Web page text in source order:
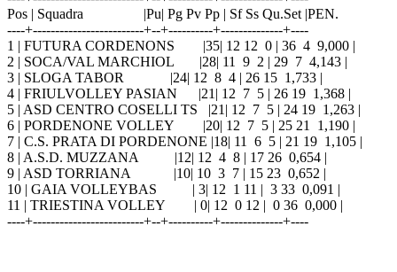
Pos | Squadra |Pu| Pg Pv Pp | Sf Ss Qu.Set |PEN.
----+-------------------------+--+----------+--------------+----
1 | FUTURA CORDENONS |35| 12 12 0 | 36 4 9,000 |
2 | SOCA/VAL MARCHIOL |28| 11 9 2 | 29 7 4,143 |
3 | SLOGA TABOR |24| 12 8 4 | 26 15 1,733 |
4 | FRIULVOLLEY PASIAN |21| 12 7 5 | 26 19 1,368 |
5 | ASD CENTRO COSELLI TS |21| 12 7 5 | 24 19 1,263 |
6 | PORDENONE VOLLEY |20| 12 7 5 | 25 21 1,190 |
7 | C.S. PRATA DI PORDENONE |18| 11 6 5 | 21 19 1,105 |
8 | A.S.D. MUZZANA |12| 12 4 8 | 17 26 0,654 |
9 | ASD TORRIANA |10| 10 3 7 | 15 23 0,652 |
10 | GAIA VOLLEYBAS | 3| 12 1 11 | 3 33 0,091 |
11 | TRIESTINA VOLLEY | 0| 12 0 12 | 0 36 0,000 |
----+-------------------------+--+----------+--------------+----